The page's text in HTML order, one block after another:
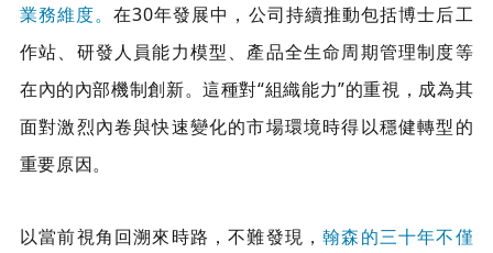
業務維度。在30年發展中，公司持續推動包括博士后工
作站、研發人員能力模型、產品全生命周期管理制度等
在內的內部機制創新。這種對“組織能力”的重視，成為其
面對激烈內卷與快速變化的市場環境時得以穩健轉型的
重要原因。
以當前視角回溯來時路，不難發現，翰森的三十年不僅